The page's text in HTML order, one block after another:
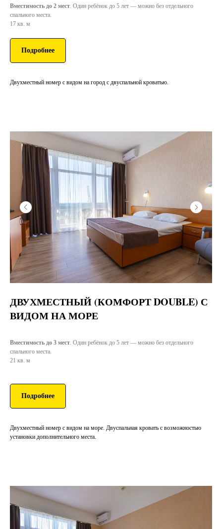
Вместимость до 2 мест. Один ребёнок до 5 лет — можно без отдельного
спального места.
17 кв. м
Подробнее
Двухместный номер с видом на город с двуспальной кроватью.
ДВУХМЕСТНЫЙ (КОМФОРТ DOUBLE) С
ВИДОМ НА МОРЕ
Вместимость до 3 мест. Один ребёнок до 5 лет — можно без отдельного
спального места.
21 кв. м
Подробнее
Двухместный номер с видом на море. Двуспальная кровать с возможностью
установки дополнительного места.